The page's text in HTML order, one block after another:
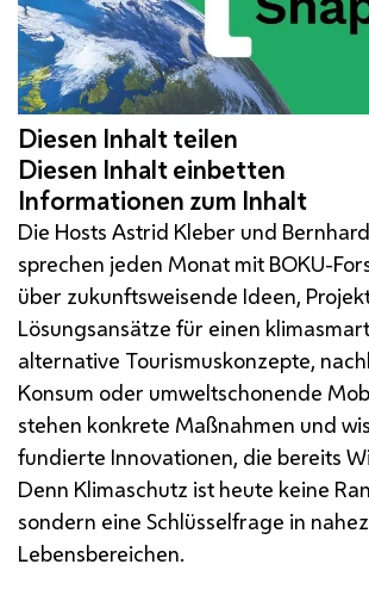
Die Hosts Astrid Kleber und
sprechen jeden Monat mit BOKU-
über zukunftsweisende Ideen,
Lösungsansätze für einen
alternative Tourismuskonzepte,
Konsum oder umweltschonende
stehen konkrete Maßnahmen und
fundierte Innovationen, die bereits
Denn Klimaschutz ist heute keine
sondern eine Schlüsselfrage in
Lebensbereichen.